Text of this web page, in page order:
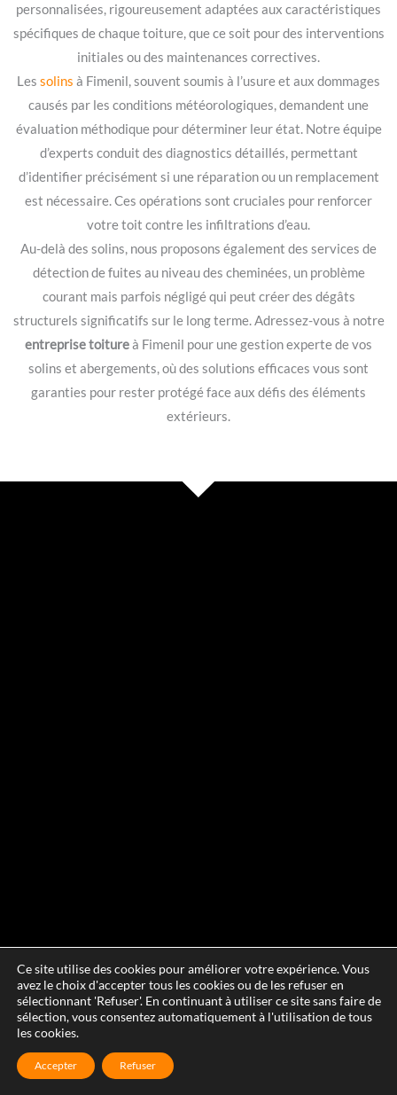
personnalisées, rigoureusement adaptées aux caractéristiques
spécifiques de chaque toiture, que ce soit pour des interventions
initiales ou des maintenances correctives.
Les solins à Fimenil, souvent soumis à l’usure et aux dommages
causés par les conditions météorologiques, demandent une
évaluation méthodique pour déterminer leur état. Notre équipe
d’experts conduit des diagnostics détaillés, permettant
d’identifier précisément si une réparation ou un remplacement
est nécessaire. Ces opérations sont cruciales pour renforcer
votre toit contre les infiltrations d’eau.
Au-delà des solins, nous proposons également des services de
détection de fuites au niveau des cheminées, un problème
courant mais parfois négligé qui peut créer des dégâts
structurels significatifs sur le long terme. Adressez-vous à notre
entreprise toitureà Fimenil pour une gestion experte de vos
solins et abergements, où des solutions efficaces vous sont
garanties pour rester protégé face aux défis des éléments
extérieurs.
Ce site utilise des cookies pour améliorer votre expérience. Vous
avez le choix d'accepter tous les cookies ou de les refuser en
sélectionnant 'Refuser'. En continuant à utiliser ce site sans faire de
sélection, vous consentez automatiquement à l'utilisation de tous
les cookies.
Accepter Refuser